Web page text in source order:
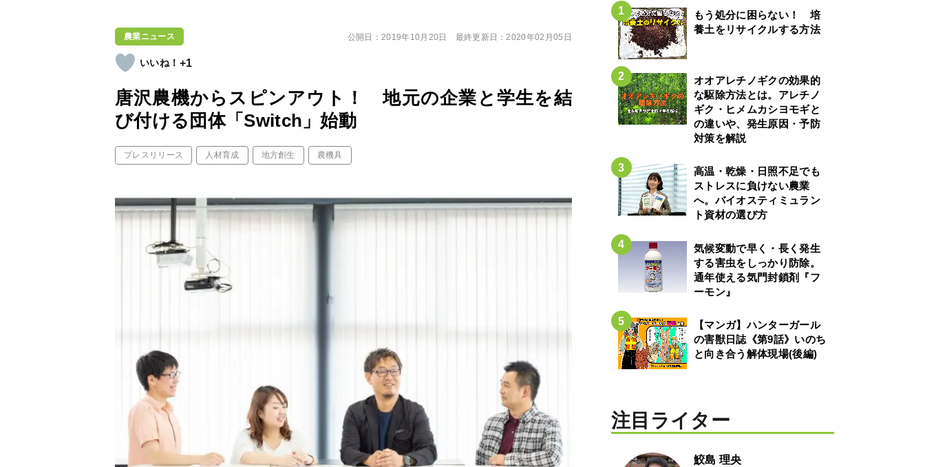
農業ニュース
+1
唐沢農機からスピンアウト！ 地元の企業と学生を結
び付ける団体「Switch」始動
プレスリリース 人材育成 地方創生 農機具
公開日：2019年10月20日 最終更新日：2020年02月05日
もう処分に困らない！ 培
養土をリサイクルする方法
オオアレチノギクの効果的
な駆除方法とは。アレチノ
ギク・ヒメムカシヨモギと
の違いや、発生原因・予防
対策を解説
高温・乾燥・日照不足でも
ストレスに負けない農業
へ。バイオスティミュラン
ト資材の選び方
気候変動で早く・長く発生
する害虫をしっかり防除。
通年使える気門封鎖剤『フ
ーモン』
【マンガ】ハンターガール
の害獣日誌《第9話》いのち
と向き合う解体現場(後編)
注目ライター
鮫島 理央